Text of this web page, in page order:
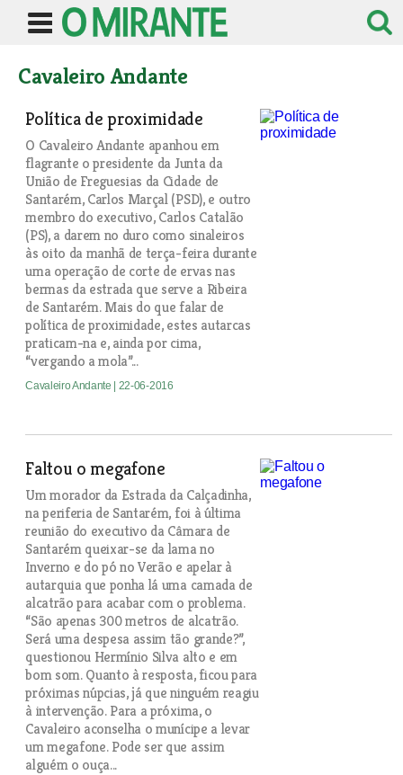
Cavaleiro Andante
Política de proximidade
O Cavaleiro Andante apanhou em
flagrante o presidente da Junta da
União de Freguesias da Cidade de
Santarém, Carlos Marçal (PSD), e outro
membro do executivo, Carlos Catalão
(PS), a darem no duro como sinaleiros
às oito da manhã de terça-feira durante
uma operação de corte de ervas nas
bermas da estrada que serve a Ribeira
de Santarém. Mais do que falar de
política de proximidade, estes autarcas
praticam-na e, ainda por cima,
“vergando a mola”...
Cavaleiro Andante | 22-06-2016
Faltou o megafone
Um morador da Estrada da Calçadinha,
na periferia de Santarém, foi à última
reunião do executivo da Câmara de
Santarém queixar-se da lama no
Inverno e do pó no Verão e apelar à
autarquia que ponha lá uma camada de
alcatrão para acabar com o problema.
“São apenas 300 metros de alcatrão.
Será uma despesa assim tão grande?”,
questionou Hermínio Silva alto e em
bom som. Quanto à resposta, ficou para
próximas núpcias, já que ninguém reagiu
à intervenção. Para a próxima, o
Cavaleiro aconselha o munícipe a levar
um megafone. Pode ser que assim
alguém o ouça...